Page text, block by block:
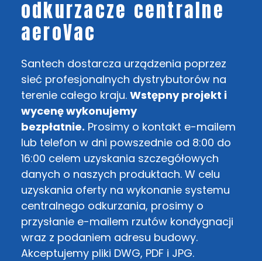
odkurzacze centralne
aeroVac
Santech dostarcza urządzenia poprzez
sieć profesjonalnych dystrybutorów na
terenie całego kraju. Wstępny projekt i
wycenę wykonujemy
bezpłatnie. Prosimy o kontakt e-mailem
lub telefon w dni powszednie od 8:00 do
16:00 celem uzyskania szczegółowych
danych o naszych produktach. W celu
uzyskania oferty na wykonanie systemu
centralnego odkurzania, prosimy o
przysłanie e-mailem rzutów kondygnacji
wraz z podaniem adresu budowy.
Akceptujemy pliki DWG, PDF i JPG.